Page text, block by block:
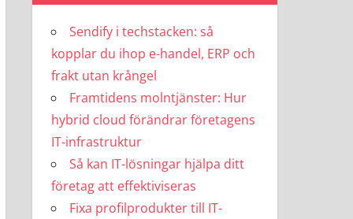
Sendify i techstacken: så
kopplar du ihop e-handel, ERP och
frakt utan krångel
Framtidens molntjänster: Hur
hybrid cloud förändrar företagens
IT-infrastruktur
Så kan IT-lösningar hjälpa ditt
företag att effektiviseras
Fixa profilprodukter till IT-